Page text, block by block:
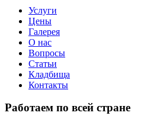
Услуги
Цены
Галерея
О нас
Вопросы
Статьи
Кладбища
Контакты
Работаем по всей стране